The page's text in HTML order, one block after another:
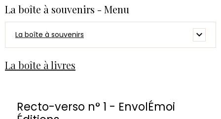
La boîte à souvenirs - Menu
La boîte à souvenirs
La boîte à livres
Recto-verso n° 1 - EnvolÉmoi